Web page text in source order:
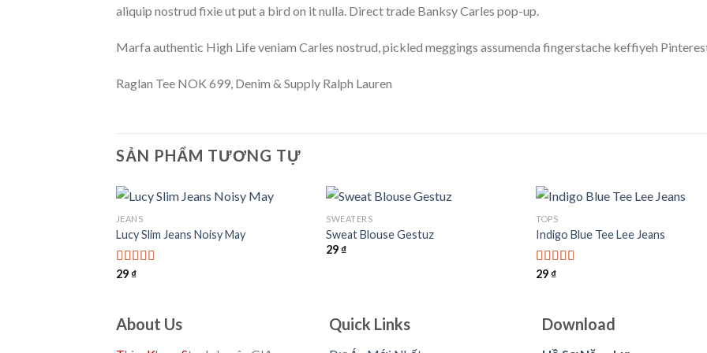
aliquip nostrud fixie ut put a bird on it nulla. Direct trade Banksy Carles pop-up.
Marfa authentic High Life veniam Carles nostrud, pickled meggings assumenda fingerstache keffiyeh
Raglan Tee NOK 699, Denim & Supply Ralph Lauren
SẢN PHẨM TƯƠNG TỰ
JEANS
Lucy Slim Jeans Noisy May
Được
sao
29₫
SWEATERS
Sweat Blouse Gestuz
29₫
TOPS
Indigo Blue Tee Lee Jeans
Được xếp
29₫
About Us Quick Links Download